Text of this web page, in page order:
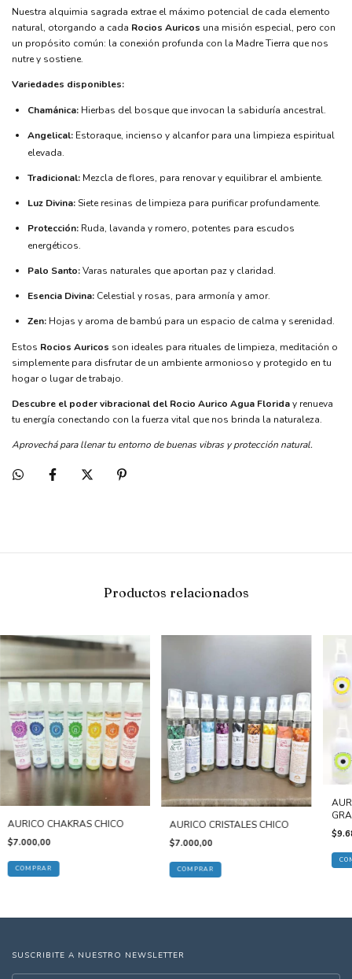
Nuestra alquimia sagrada extrae el máximo potencial de cada elemento
natural, otorgando a cada Rocios Auricos una misión especial, pero con
un propósito común: la conexión profunda con la Madre Tierra que nos
nutre y sostiene.
Variedades disponibles:
Chamánica: Hierbas del bosque que invocan la sabiduría ancestral.
Angelical: Estoraque, incienso y alcanfor para una limpieza espiritual
elevada.
Tradicional: Mezcla de flores, para renovar y equilibrar el ambiente.
Luz Divina:Siete resinas de limpieza para purificar profundamente.
Protección: Ruda, lavanda y romero, potentes para escudos
energéticos.
Palo Santo:Varas naturales que aportan paz y claridad.
Esencia Divina: Celestial y rosas, para armonía y amor.
Zen: Hojas y aroma de bambú para un espacio de calma y serenidad.
Estos Rocios Auricos son ideales para rituales de limpieza, meditación o
simplemente para disfrutar de un ambiente armonioso y protegido en tu
hogar o lugar de trabajo.
Descubre el poder vibracional del Rocio Aurico Agua Floriday renueva
tu energía conectando con la fuerza vital que nos brinda la naturaleza.
Aprovechá para llenar tu entorno de buenas vibras y protección natural.
Productos relacionados
AURICO CHAKRAS CHICO
$7.000,00
COMPRAR
AURICO CRISTALES CHICO
$7.000,00
COMPRAR
SUSCRIBITE A NUESTRO NEWSLETTER